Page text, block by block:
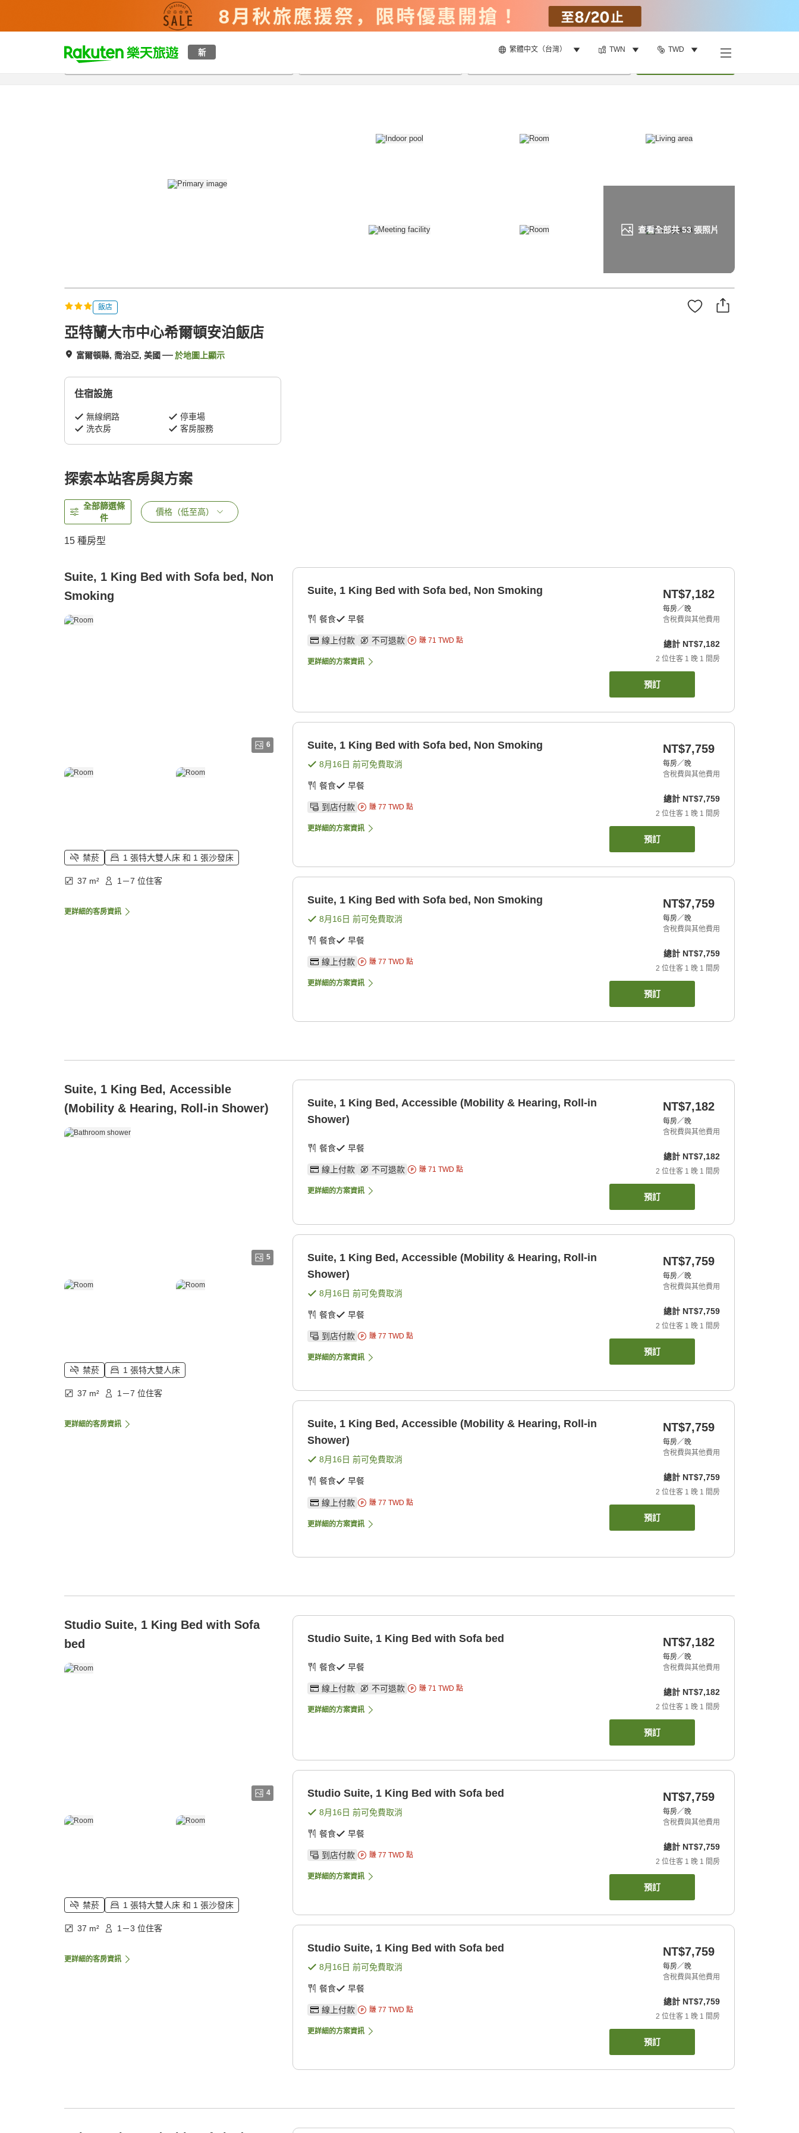
新 繁體中文（台灣） TWN TWD
t
p
查看全部共53張照片
總覽客房與方案評語設施
飯店
亞特蘭大市中心希爾頓安泊飯店
富爾頓縣, 喬治亞, 美國 於地圖上顯示
住宿設施
無線網路
停車場
洗衣房
客房服務
探索本站客房與方案
全部篩選條
件
價格（低至高）
15 種房型
Suite, 1 King Bed with Sofa bed, Non
Smoking
6
禁菸 1 張特大雙人床 和 1 張沙發床
37 m² 1－7 位住客
更詳細的客房資訊
Suite, 1 King Bed with Sofa bed, Non Smoking
餐食 早餐
線上付款 不可退款 賺 71 TWD 點
更詳細的方案資訊
NT$7,182
每房／晚
含稅費與其他費用
總計 NT$7,182
2 位住客 1 晚 1 間房
預訂
Suite, 1 King Bed with Sofa bed, Non Smoking
8月16日 前可免費取消
餐食 早餐
到店付款 賺 77 TWD 點
更詳細的方案資訊
NT$7,759
每房／晚
含稅費與其他費用
總計 NT$7,759
2 位住客 1 晚 1 間房
預訂
Suite, 1 King Bed with Sofa bed, Non Smoking
8月16日 前可免費取消
餐食 早餐
線上付款 賺 77 TWD 點
更詳細的方案資訊
NT$7,759
每房／晚
含稅費與其他費用
總計 NT$7,759
2 位住客 1 晚 1 間房
預訂
Suite, 1 King Bed, Accessible
(Mobility & Hearing, Roll-in Shower)
5
禁菸 1 張特大雙人床
37 m² 1－7 位住客
更詳細的客房資訊
Suite, 1 King Bed, Accessible (Mobility & Hearing, Roll-in
Shower)
餐食 早餐
線上付款 不可退款 賺 71 TWD 點
更詳細的方案資訊
NT$7,182
每房／晚
含稅費與其他費用
總計 NT$7,182
2 位住客 1 晚 1 間房
預訂
Suite, 1 King Bed, Accessible (Mobility & Hearing, Roll-in
Shower)
8月16日 前可免費取消
餐食 早餐
到店付款 賺 77 TWD 點
更詳細的方案資訊
NT$7,759
每房／晚
含稅費與其他費用
總計 NT$7,759
2 位住客 1 晚 1 間房
預訂
Suite, 1 King Bed, Accessible (Mobility & Hearing, Roll-in
Shower)
8月16日 前可免費取消
餐食 早餐
線上付款 賺 77 TWD 點
更詳細的方案資訊
NT$7,759
每房／晚
含稅費與其他費用
總計 NT$7,759
2 位住客 1 晚 1 間房
預訂
Studio Suite, 1 King Bed with Sofa
bed
4
禁菸 1 張特大雙人床 和 1 張沙發床
37 m² 1－3 位住客
更詳細的客房資訊
Studio Suite, 1 King Bed with Sofa bed
餐食 早餐
線上付款 不可退款 賺 71 TWD 點
更詳細的方案資訊
NT$7,182
每房／晚
含稅費與其他費用
總計 NT$7,182
2 位住客 1 晚 1 間房
預訂
Studio Suite, 1 King Bed with Sofa bed
8月16日 前可免費取消
餐食 早餐
到店付款 賺 77 TWD 點
更詳細的方案資訊
NT$7,759
每房／晚
含稅費與其他費用
總計 NT$7,759
2 位住客 1 晚 1 間房
預訂
Studio Suite, 1 King Bed with Sofa bed
8月16日 前可免費取消
餐食 早餐
線上付款 賺 77 TWD 點
更詳細的方案資訊
NT$7,759
每房／晚
含稅費與其他費用
總計 NT$7,759
2 位住客 1 晚 1 間房
預訂